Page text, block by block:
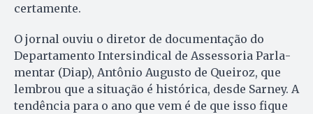
cer­tamente.
O jornal ouviu o diretor de do­cu­mentação do
Departamento In­ter­sindical de Assessoria Parla­
men­tar (Diap), Antônio Augusto de Quei­roz, que
lembrou que a situação é histórica, desde Sarney. A
tendência para o ano que vem é de que isso fique